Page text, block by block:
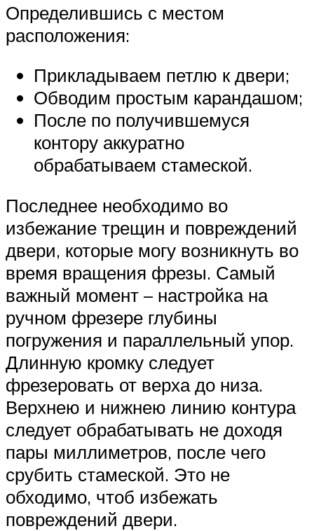
Определившись с местом
расположения:
Прикладываем петлю к двери;
Обводим простым карандашом;
После по получившемуся
контору аккуратно
обрабатываем стамеской.
Последнее необходимо во
избежание трещин и повреждений
двери, которые могу возникнуть во
время вращения фрезы. Самый
важный момент – настройка на
ручном фрезере глубины
погружения и параллельный упор.
Длинную кромку следует
фрезеровать от верха до низа.
Верхнею и нижнею линию контура
следует обрабатывать не доходя
пары миллиметров, после чего
срубить стамеской. Это не
обходимо, чтоб избежать
повреждений двери.